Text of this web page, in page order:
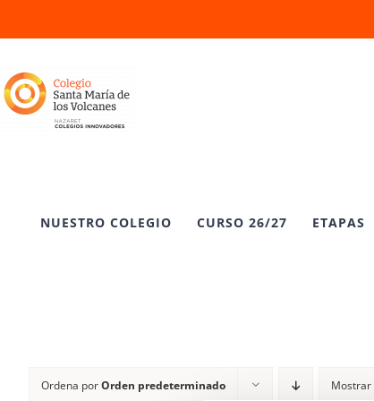
al
contenido
NUESTRO COLEGIO CURSO 26/27 ETAPAS
Ordena porOrden predeterminado Mostrar